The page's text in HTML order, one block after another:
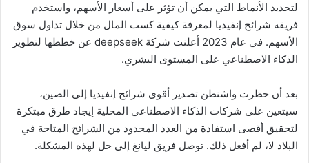
لتحديد الأنماط التي يمكن أن تؤثر على أسعار الأسهم، واستخدم
فريقه شرائح إنفيديا لمعرفة كيفية كسب المال من خلال تداول سوق
الأسهم. في عام 2023 أعلنت شركة deepseek عن خططها لتطوير
الذكاء الاصطناعي على المستوى البشري.
بعد أن حظرت واشنطن تصدير أقوى شرائح إنفيديا إلى الصين،
سيتعين على شركات الذكاء الاصطناعي المحلية إيجاد طرق مبتكرة
لتحقيق أقصى استفادة من العدد المحدود من الشرائح المتاحة في
البلاد لا، لم أفعل ذلك. توصل فريق ليانغ إلى حل لهذه المشكلة.